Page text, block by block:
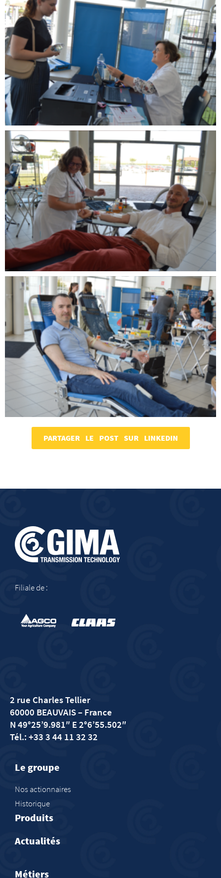
PARTAGER LE POST SUR LINKEDIN
Filiale de :
2 rue Charles Tellier
60000 BEAUVAIS– France
N 49°25’9.981″ E 2°6’55.502″
Tél.: +33 3 44 11 32 32
Le groupe
Nos actionnaires
Historique
Produits
Actualités
Métiers